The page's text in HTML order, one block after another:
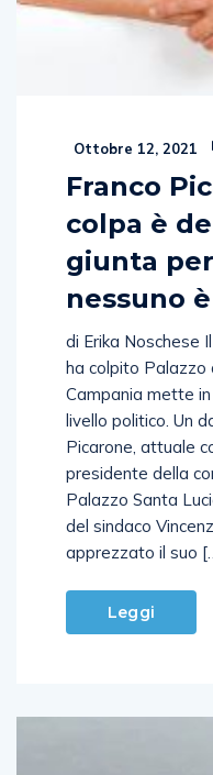
Ottobre 12, 2021
Franco
colpa è
giunta
nessuno
di Erika Noschese
ha colpito Palazzo
Campania mette
livello politico. Un
Picarone, attuale
presidente della
Palazzo Santa
del sindaco
apprezzato il suo
Leggi